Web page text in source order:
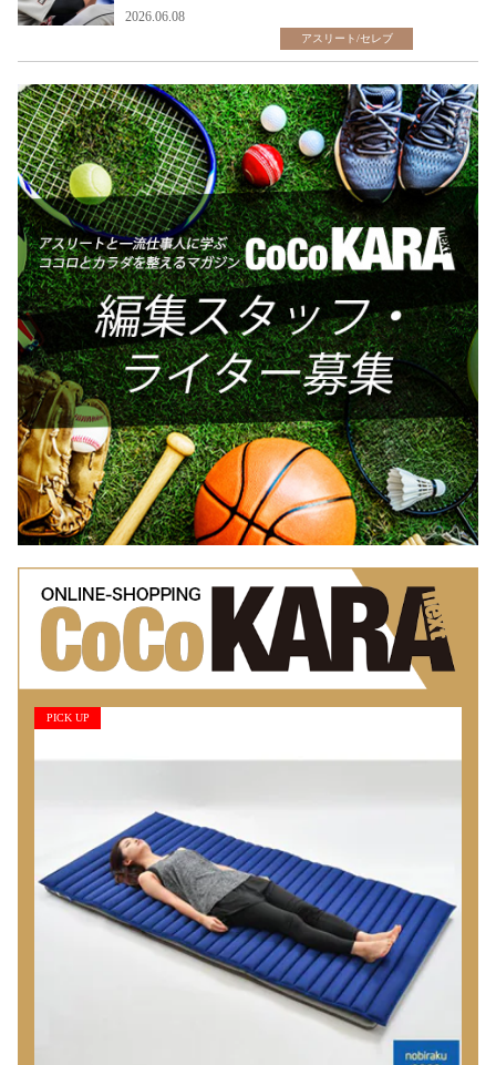
2026.06.08
アスリート/セレブ
PICK UP